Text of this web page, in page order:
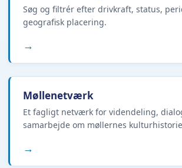
Søg og filtrér efter drivkraft, status,
geografisk placering.
→
Møllenetværk
Et fagligt netværk for videndeling,
samarbejde om møllernes
→